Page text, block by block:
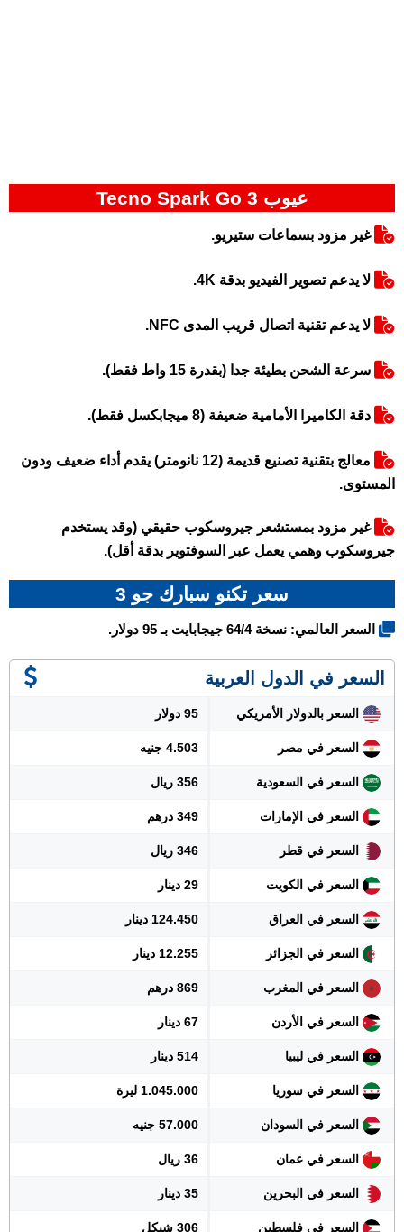
عيوب Tecno Spark Go 3
غير مزود بسماعات ستيريو.
لا يدعم تصوير الفيديو بدقة 4K.
لا يدعم تقنية اتصال قريب المدى NFC.
سرعة الشحن بطيئة جدا (بقدرة 15 واط فقط).
دقة الكاميرا الأمامية ضعيفة (8 ميجابكسل فقط).
معالج بتقنية تصنيع قديمة (12 نانومتر) يقدم أداء ضعيف ودون
المستوى.
غير مزود بمستشعر جيروسكوب حقيقي (وقد يستخدم
جيروسكوب وهمي يعمل عبر السوفتوير بدقة أقل).
سعر تكنو سبارك جو 3
السعر العالمي: نسخة 64/4 جيجابايت بـ 95 دولار.
السعر في الدول العربية
السعر بالدولار الأمريكي 95 دولار
السعر في مصر 4.503 جنيه
السعر في السعودية 356 ريال
السعر في الإمارات 349 درهم
السعر في قطر 346 ريال
السعر في الكويت 29 دينار
السعر في العراق 124.450 دينار
السعر في الجزائر 12.255 دينار
السعر في المغرب 869 درهم
السعر في الأردن 67 دينار
السعر في ليبيا 514 دينار
السعر في سوريا 1.045.000 ليرة
السعر في السودان 57.000 جنيه
السعر في عمان 36 ريال
السعر في البحرين 35 دينار
السعر في فلسطين 306 شيكل